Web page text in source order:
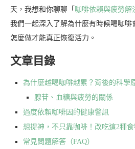
天，我想和你聊聊「 咖啡依賴與疲勞解
我們一起深入了解為什麼有時候喝咖
怎麼做才能真正恢復活力。
文章目錄
為什麼越喝咖啡越累？背後的科學
腺苷、血糖與疲勞的關係
過度依賴咖啡因的健康警訊
想提神，不只靠咖啡！改吃這2種
常見問題解答（FAQ）